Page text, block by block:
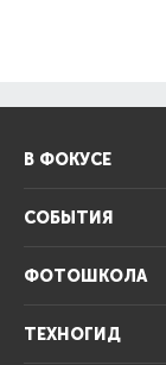
В ФОКУСЕ
СОБЫТИЯ
ФОТОШКОЛА
ТЕХНОГИД